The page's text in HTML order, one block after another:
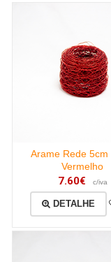
Arame Rede 5cm
Vermelho
7.60€ c/iva
DETALHE